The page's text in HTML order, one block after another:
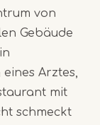
von
Gebäude
Arztes,
mit
schmeckt